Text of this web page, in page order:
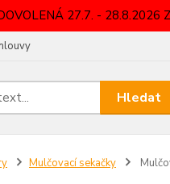
27.7. - 28.8.2026
Hledat
Mulčovací sekačky